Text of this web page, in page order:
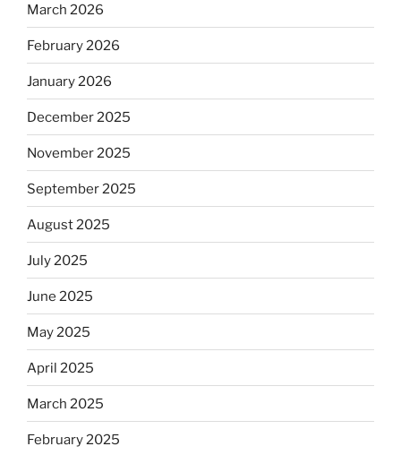
March 2026
February 2026
January 2026
December 2025
November 2025
September 2025
August 2025
July 2025
June 2025
May 2025
April 2025
March 2025
February 2025